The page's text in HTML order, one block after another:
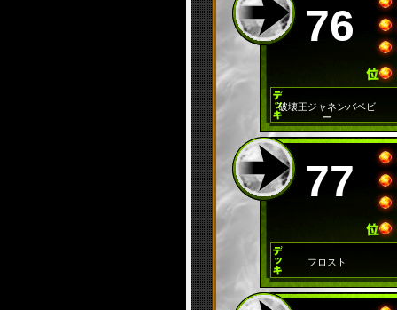
76
破壊王ジャネンバベビ
ー
77
フロスト